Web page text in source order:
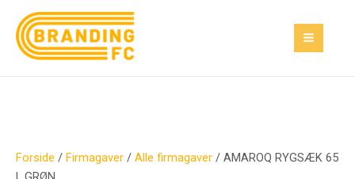
indholdet
Forside / Firmagaver / Alle firmagaver / AMAROQ RYGSÆK 65
AMAROQ
RYGSÆK
65